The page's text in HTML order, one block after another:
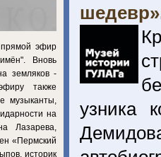
узника
эфир
Вновь
земляков -
также
музыканты,
на
Лазарева,
«Пермский
историк